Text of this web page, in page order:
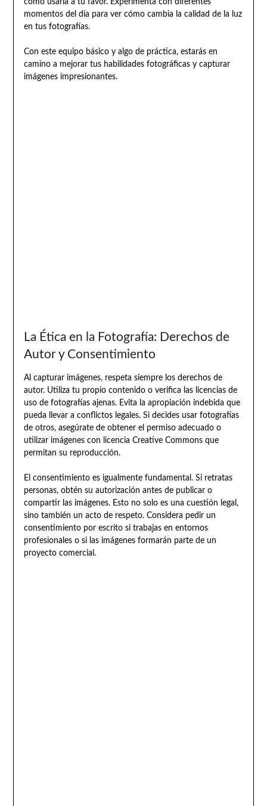
momentos del día para ver cómo cambia la calidad de la luz
en tus fotografías.
Con este equipo básico y algo de práctica, estarás en
camino a mejorar tus habilidades fotográficas y capturar
imágenes impresionantes.
La Ética en la Fotografía: Derechos de
Autor y Consentimiento
Al capturar imágenes, respeta siempre los derechos de
autor. Utiliza tu propio contenido o verifica las licencias de
uso de fotografías ajenas. Evita la apropiación indebida que
pueda llevar a conflictos legales. Si decides usar fotografías
de otros, asegúrate de obtener el permiso adecuado o
utilizar imágenes con licencia Creative Commons que
permitan su reproducción.
El consentimiento es igualmente fundamental. Si retratas
personas, obtén su autorización antes de publicar o
compartir las imágenes. Esto no solo es una cuestión legal,
sino también un acto de respeto. Considera pedir un
consentimiento por escrito si trabajas en entornos
profesionales o si las imágenes formarán parte de un
proyecto comercial.